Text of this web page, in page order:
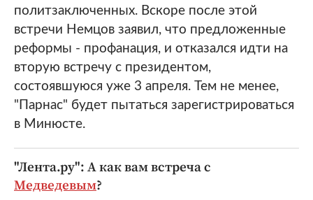
политзаключенных. Вскоре после этой
встречи Немцов заявил, что предложенные
реформы - профанация, и отказался идти на
вторую встречу с президентом,
состоявшуюся уже 3 апреля. Тем не менее,
"Парнас" будет пытаться зарегистрироваться
в Минюсте.
"Лента.ру": А как вам встреча с
Медведевым?